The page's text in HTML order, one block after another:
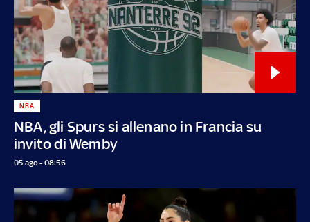
NBA, gli Spurs si allenano in Francia su
invito di Wemby
NBA
05 ago - 08:56